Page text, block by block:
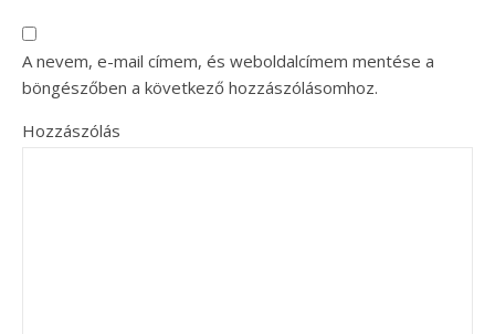
A nevem, e-mail címem, és weboldalcímem mentése a
böngészőben a következő hozzászólásomhoz.
Hozzászólás